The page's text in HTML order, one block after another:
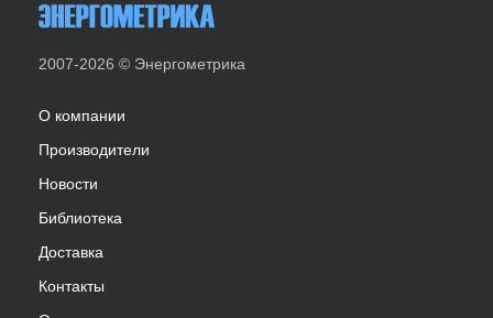
2007-2026 © Энергометрика
О компании
Производители
Новости
Библиотека
Доставка
Контакты